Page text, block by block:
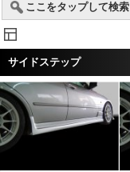
ここをタップして検索
サイドステップ